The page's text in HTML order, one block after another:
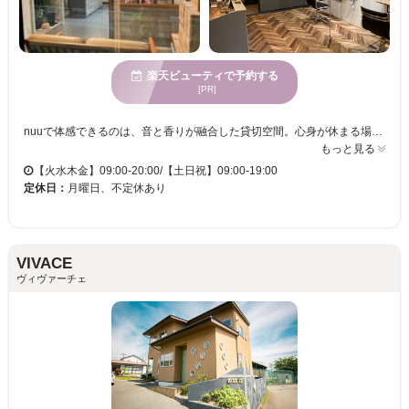
楽天ビューティで予約する
[PR]
もっと見る
【火水木金】09:00-20:00/【土日祝】09:00-19:00
定休日： 月曜日、不定休あり
VIVACE
ヴィヴァーチェ